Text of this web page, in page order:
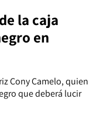
la caja
en
Cony Camelo, quien
que deberá lucir